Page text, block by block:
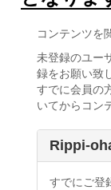
コンテンツを
未登録のユー
録をお願い致
すでに会員の
いてからコン
Rippi-
すでにご登